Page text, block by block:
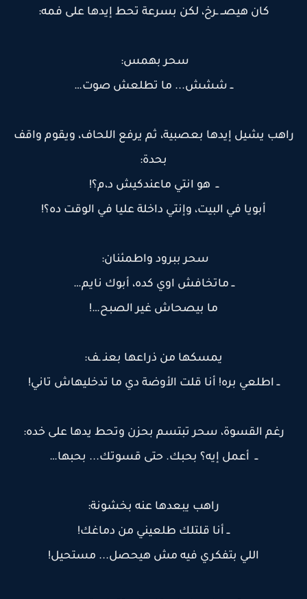
كان هيصــ ـرخ، لكن بسرعة تحط إيدها على فمه:
سحر بهمس:
ــ ششش... ما تطلعش صوت…
راهب يشيل إيدها بعصبية، ثم يرفع اللحاف، ويقوم واقف
بحدة:
ــ هو انتي ماعندكيش د،م؟!
أبويا في البيت، وإنتي داخلة عليا في الوقت ده؟!
سحر ببرود واطمئنان:
ــ ماتخافش اوي كده، أبوك نايم…
ما بيصحاش غير الصبح…!
يمسكها من ذراعها بعنـ ـف:
ــ اطلعي بره! أنا قلت الأوضة دي ما تدخليهاش تاني!
رغم القسوة، سحر تبتسم بحزن وتحط يدها على خده:
ــ أعمل إيه؟ بحبك. حتى قسوتك... بحبها…
راهب يبعدها عنه بخشونة:
ــ أنا قلتلك طلعيني من دماغك!
اللي بتفكري فيه مش هيحصل... مستحيل!